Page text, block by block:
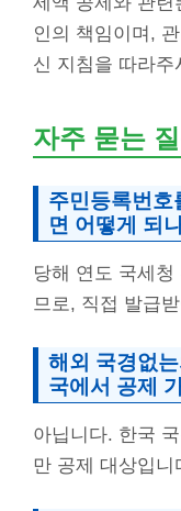
인의 책임이며,
신 지침을 따라주
자주 묻는
주민등록번호
면 어떻게 되
당해 연도 국세
므로, 직접 발급
해외 국경없
국에서 공제
아닙니다. 한국
만 공제 대상입니